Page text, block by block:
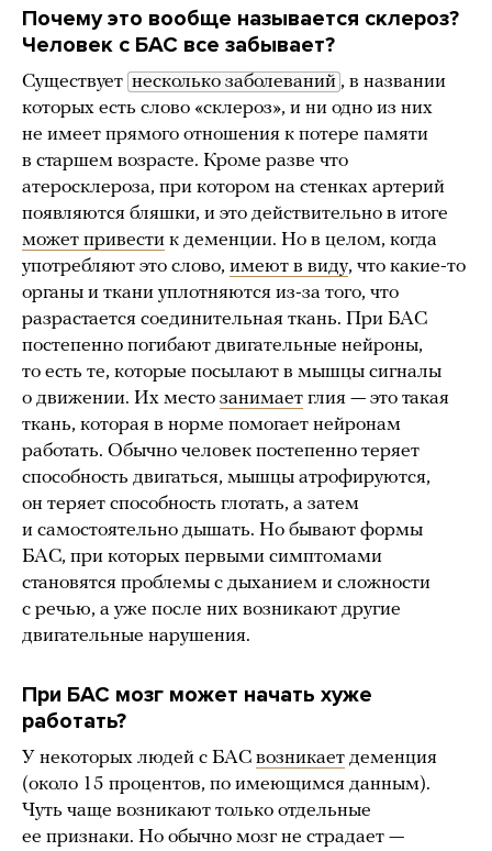
Почему это вообще называется склероз?
Человек с БАС все забывает?
Существует несколько заболеваний , в названии
которых есть слово «склероз», и ни одно из них
не имеет прямого отношения к потере памяти
в старшем возрасте. Кроме разве что
атеросклероза, при котором на стенках артерий
появляются бляшки, и это действительно в итоге
может привести к деменции. Но в целом, когда
употребляют это слово, имеют в виду, что какие-то
органы и ткани уплотняются из-за того, что
разрастается соединительная ткань. При БАС
постепенно погибают двигательные нейроны,
то есть те, которые посылают в мышцы сигналы
о движении. Их место занимает глия — это такая
ткань, которая в норме помогает нейронам
работать. Обычно человек постепенно теряет
способность двигаться, мышцы атрофируются,
он теряет способность глотать, а затем
и самостоятельно дышать. Но бывают формы
БАС, при которых первыми симптомами
становятся проблемы с дыханием и сложности
с речью, а уже после них возникают другие
двигательные нарушения.
При БАС мозг может начать хуже
работать?
У некоторых людей с БАС возникает деменция
(около 15 процентов, по имеющимся данным).
Чуть чаще возникают только отдельные
ее признаки. Но обычно мозг не страдает —